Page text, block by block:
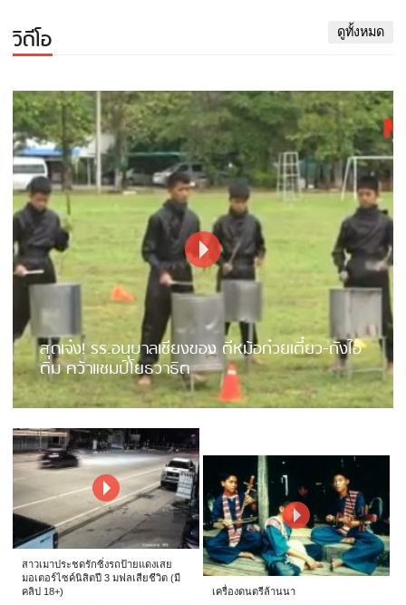
วิดีโอ ดูทั้งหมด
สุดเจ๋ง! รร.อนุบาลเชียงของ ตีหม้อก๋วยเตี๋ยว-ถังไอ
ติม คว้าแชมป์โยธวาธิต
สาวเมาประชดรักซิ่งรถป้ายแดงเสย
มอเตอร์ไซค์นิสิตปี 3 มฟลเสียชีวิต (มี
คลิป 18+)
เครื่องดนตรีล้านนา